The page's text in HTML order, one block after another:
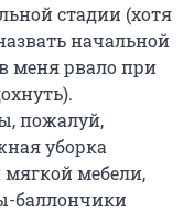
стадии (хотя
начальной
меня рвало при
пожалуй,
уборка
мебели,
баллончики